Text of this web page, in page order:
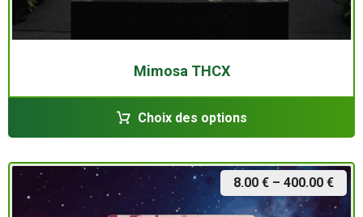
Mimosa THCX
Choix des options
8.00 € – 400.00 €